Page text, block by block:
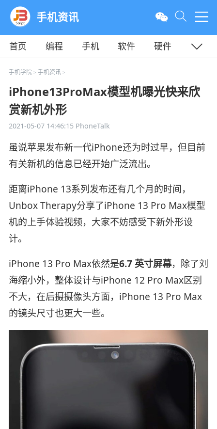
手机资讯
首页 编程 手机 软件
硬件
教程
平面
手机学院> 手机资讯>
iPhone13ProMax模型机曝光快来欣
赏新机外形
2021-05-07 14:46:15PhoneTalk
虽说苹果发布新一代iPhone还为时过早，但目前
有关新机的信息已经开始广泛流出。
距离iPhone 13系列发布还有几个月的时间，
Unbox Therapy分享了iPhone 13 Pro Max模型
机的上手体验视频，大家不妨感受下新外形设
计。
iPhone 13 Pro Max依然是6.7 英寸屏幕，除了刘
海缩小外，整体设计与iPhone 12 Pro Max区别
不大，在后摄摄像头方面，iPhone 13 Pro Max
的镜头尺寸也更大一些。